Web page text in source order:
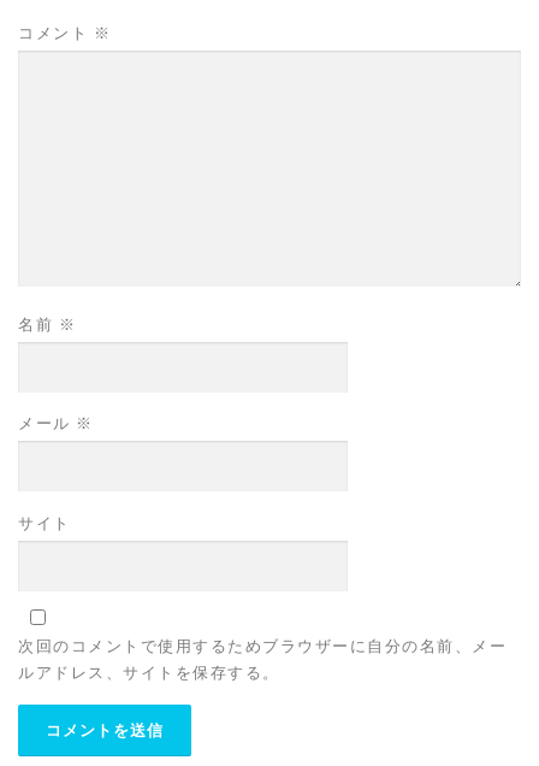
コメント ※
名前 ※
メール ※
サイト
次回のコメントで使用するためブラウザーに自分の名前、メー
ルアドレス、サイトを保存する。